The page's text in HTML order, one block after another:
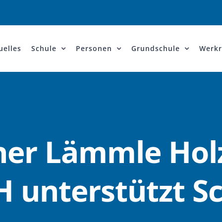
Schule Personen Grundschule
Lämmle
unterstützt